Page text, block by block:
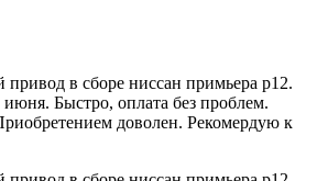
привод в сборе ниссан примьера р12.
Быстро, оплата без проблем.
доволен. Рекомердую к